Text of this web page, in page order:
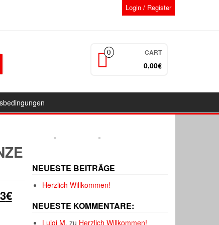
Login / Register
0 CART
0,00€
€Aktueller
Preis
NEUESTE BEITRÄGE
Herzlich Willkommen!
NEUESTE KOMMENTARE:
Luigi M. zu Herzlich Willkommen!